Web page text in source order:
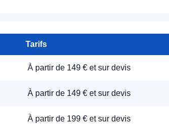
Tarifs
À partir de 149 € et sur devis
À partir de 149 € et sur devis
À partir de 199 € et sur devis